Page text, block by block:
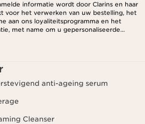
informatie wordt door Clarins en haar
voor het verwerken van uw bestelling, het
aan ons loyaliteitsprogramma en het
met name om u gepersonaliseerde
op basis van uw eerdere aankopen en
anti-ageing serum
Cleanser